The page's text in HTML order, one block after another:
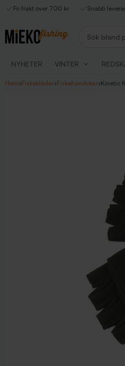
Fri frakt över 700 kr Snabb
NYHETER VINTER
Hem›Fiskekläder›Fiskehandskar›Kinetic